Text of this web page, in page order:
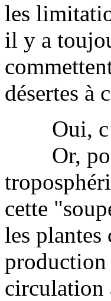
les
il y a
désertes à
Oui,
Or, pour
cette
les plantes
circulation